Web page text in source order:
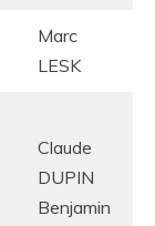
Marc
LESK
Claude
DUPIN
Benjamin